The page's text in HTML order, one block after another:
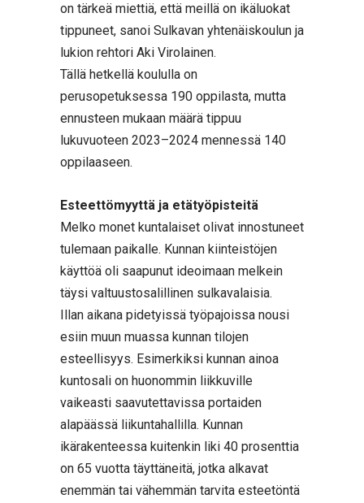
on tärkeä miettiä, että meillä on ikäluokat
tippuneet, sanoi Sulkavan yhtenäiskoulun ja
lukion rehtori Aki Virolainen.
Tällä hetkellä koululla on
perusopetuksessa 190 oppilasta, mutta
ennusteen mukaan määrä tippuu
lukuvuoteen 2023–2024 mennessä 140
oppilaaseen.
Esteettömyyttä ja etätyöpisteitä
Melko monet kuntalaiset olivat innostuneet
tulemaan paikalle. Kunnan kiinteistöjen
käyttöä oli saapunut ideoimaan melkein
täysi valtuustosalillinen sulkavalaisia.
Illan aikana pidetyissä työpajoissa nousi
esiin muun muassa kunnan tilojen
esteellisyys. Esimerkiksi kunnan ainoa
kuntosali on huonommin liikkuville
vaikeasti saavutettavissa portaiden
alapäässä liikuntahallilla. Kunnan
ikärakenteessa kuitenkin liki 40 prosenttia
on 65 vuotta täyttäneitä, jotka alkavat
enemmän tai vähemmän tarvita esteetöntä